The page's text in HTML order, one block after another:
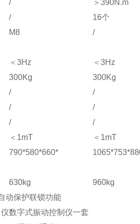
/
＞390N.m
/
16个
M8 /
＜3Hz
＜3Hz
300Kg
300Kg
/
/
/
/
/
/
＜1mT
＜1mT
790*580*660*
630kg
960kg
动保护联锁功能
数字式振动控制仪一套